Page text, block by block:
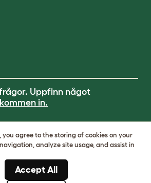
Uppfinn något
in.
you agree to the storing of cookies on your
analyze site usage, and assist in
Accept All